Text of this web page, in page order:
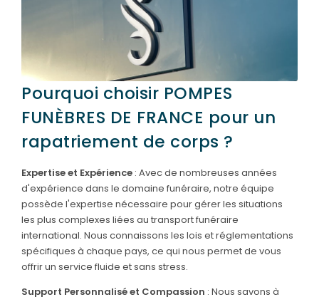
Pourquoi choisir POMPES
FUNÈBRES DE FRANCE pour un
rapatriement de corps ?
Expertise et Expérience : Avec de nombreuses années
d'expérience dans le domaine funéraire, notre équipe
possède l'expertise nécessaire pour gérer les situations
les plus complexes liées au transport funéraire
international. Nous connaissons les lois et réglementations
spécifiques à chaque pays, ce qui nous permet de vous
offrir un service fluide et sans stress.
Support Personnalisé et Compassion : Nous savons à